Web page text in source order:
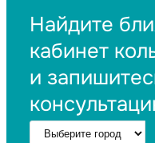
Найдите
кабинет
и